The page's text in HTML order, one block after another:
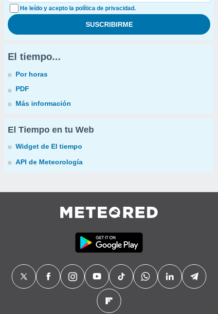
He leído y acepto la política de privacidad.
El tiempo...
Por horas
PDF
Más información
El Tiempo en tu Web
Widget de El tiempo
API de Meteorología